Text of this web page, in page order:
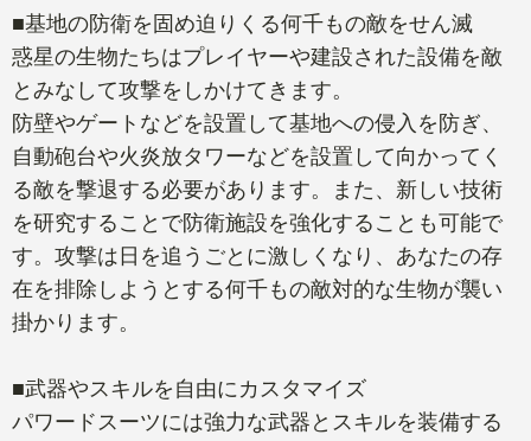
■基地の防衛を固め迫りくる何千もの敵をせん滅
惑星の生物たちはプレイヤーや建設された設備を敵
とみなして攻撃をしかけてきます。
防壁やゲートなどを設置して基地への侵入を防ぎ、
自動砲台や火炎放タワーなどを設置して向かってく
る敵を撃退する必要があります。また、新しい技術
を研究することで防衛施設を強化することも可能で
す。攻撃は日を追うごとに激しくなり、あなたの存
在を排除しようとする何千もの敵対的な生物が襲い
掛かります。
■武器やスキルを自由にカスタマイズ
パワードスーツには強力な武器とスキルを装備する